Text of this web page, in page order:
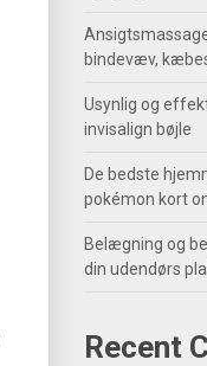
bindevæv,
Usynlig og
invisalign bøjle
De bedste
pokémon kort
Belægning og
din udendørs
Recent